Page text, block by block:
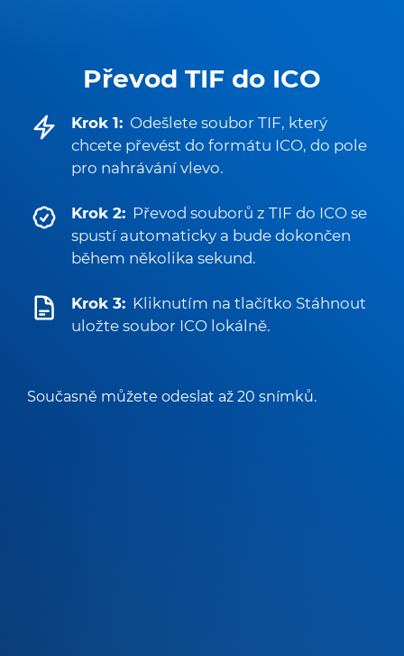
Převod TIF do ICO
Krok 1: Odešlete soubor TIF, který
chcete převést do formátu ICO, do pole
pro nahrávání vlevo.
Krok 2: Převod souborů z TIF do ICO se
spustí automaticky a bude dokončen
během několika sekund.
Krok 3: Kliknutím na tlačítko Stáhnout
uložte soubor ICO lokálně.
Současně můžete odeslat až 20 snímků.